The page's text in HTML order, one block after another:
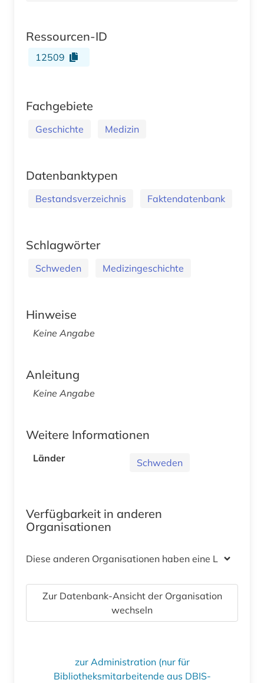
Ressourcen-ID
12509
Fachgebiete
Geschichte Medizin
Datenbanktypen
Bestandsverzeichnis Faktendatenbank
Schlagwörter
Schweden Medizingeschichte
Hinweise
Keine Angabe
Anleitung
Keine Angabe
Weitere Informationen
Länder Schweden
Verfügbarkeit in anderen
Organisationen
Diese anderen Organisationen haben eine Lizenz
Zur Datenbank-Ansicht der Organisation
wechseln
zur Administration (nur für
Bibliotheksmitarbeitende aus DBIS-